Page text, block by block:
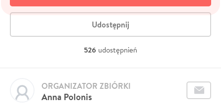
Udostępnij
526 udostępnień
Anna Polonis
ORGANIZATOR ZBIÓRKI